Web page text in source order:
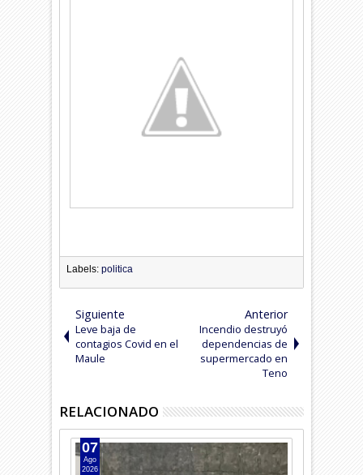
Labels:politica
Siguiente
Leve baja de
contagios Covid en el
Maule
Anterior
Incendio destruyó
dependencias de
supermercado en
Teno
RELACIONADO
07
Ago
2026